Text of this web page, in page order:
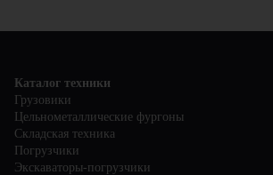
сервисных услугах и условиях
грузов, а также не превышать допустимую
избежать поломки и обеспечить
Каталог техники
Грузовики
Цельнометаллические фургоны
Складская техника
Погрузчики
Экскаваторы-погрузчики